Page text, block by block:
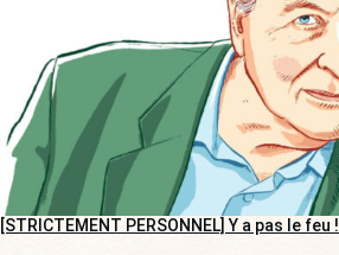
[STRICTEMENT PERSONNEL] Y a pas le feu !